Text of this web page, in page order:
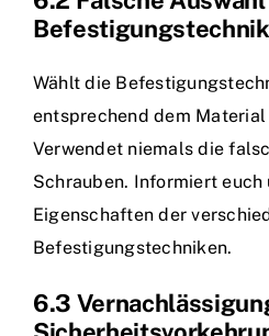
Befestigungstechnik
Wählt die
entsprechend dem Material
Verwendet niemals die
Schrauben. Informiert euch
Eigenschaften der
Befestigungstechniken.
6.3